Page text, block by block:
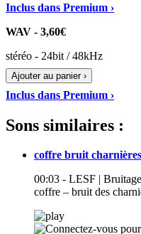
Inclus dans Premium ›
WAV - 3,60€
stéréo - 24bit / 48kHz
Ajouter au panier ›
Inclus dans Premium ›
Sons similaires :
coffre bruit
00:03 - LESF |
coffre – bruit des